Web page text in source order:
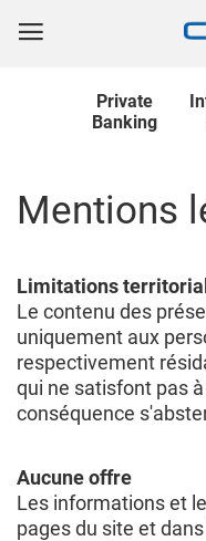
Private
Banking
Mentions
Limitations
Le contenu des
uniquement aux
respectivement
qui ne satisfont pas
conséquence
Aucune offre
Les informations et
pages du site et